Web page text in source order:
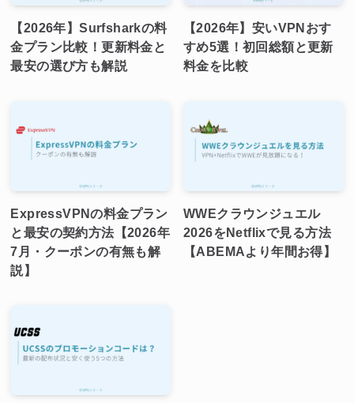
【2026年】Surfsharkの料
金プラン比較！更新料金と
最安の選び方も解説
【2026年】安いVPNおす
すめ5選！初回総額と更新
料金を比較
ExpressVPNの料金プラン
と最安の契約方法【2026年
7月・クーポンの有無も解
説】
WWEクラウンジュエル
2026をNetflixで見る方法
【ABEMAより年間お得】